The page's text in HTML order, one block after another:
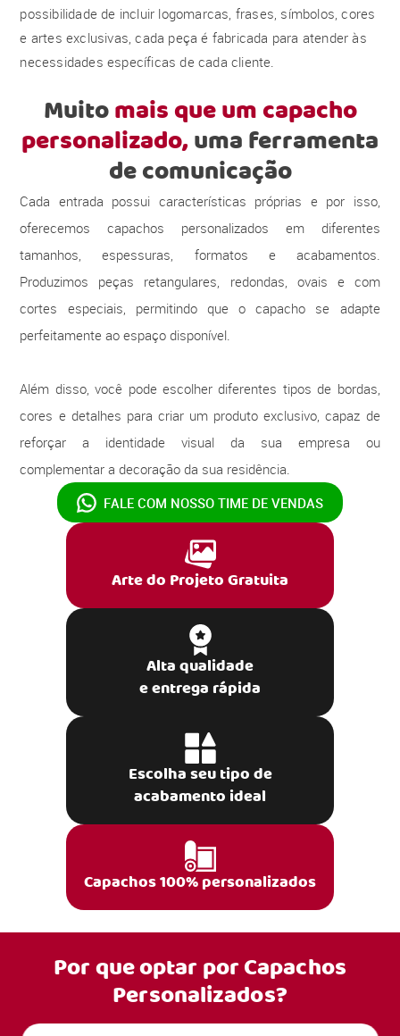
possibilidade de incluir logomarcas, frases, símbolos, cores
e artes exclusivas, cada peça é fabricada para atender às
necessidades específicas de cada cliente.
Muitomais que um capacho
personalizado,uma ferramenta
de comunicação
Cada entrada possui características próprias e por isso,
oferecemos capachos personalizados em diferentes
tamanhos, espessuras, formatos e acabamentos.
Produzimos peças retangulares, redondas, ovais e com
cortes especiais, permitindo que o capacho se adapte
perfeitamente ao espaço disponível.
Além disso, você pode escolher diferentes tipos de bordas,
cores e detalhes para criar um produto exclusivo, capaz de
reforçar a identidade visual da sua empresa ou
complementar a decoração da sua residência.
FALE COM NOSSO TIME DE VENDAS
Arte do Projeto Gratuita
Alta qualidade
e entrega rápida
Escolha seu tipo de
acabamento ideal
Capachos 100% personalizados
Por que optar porCapachos
Personalizados?